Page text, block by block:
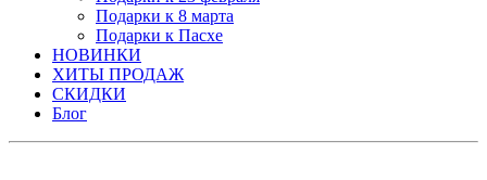
Подарки к 8 марта
Подарки к Пасхе
НОВИНКИ
ХИТЫ ПРОДАЖ
СКИДКИ
Блог